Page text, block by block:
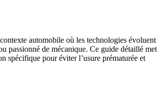
automobile où les technologies évoluent
passionné de mécanique. Ce guide détaillé met
spécifique pour éviter l’usure prématurée et